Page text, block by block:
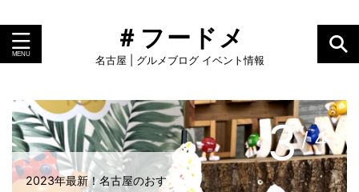
＃フードメ
名古屋 | グルメブログ イベント情報
名古屋のおすすめモーニング
4/ 4